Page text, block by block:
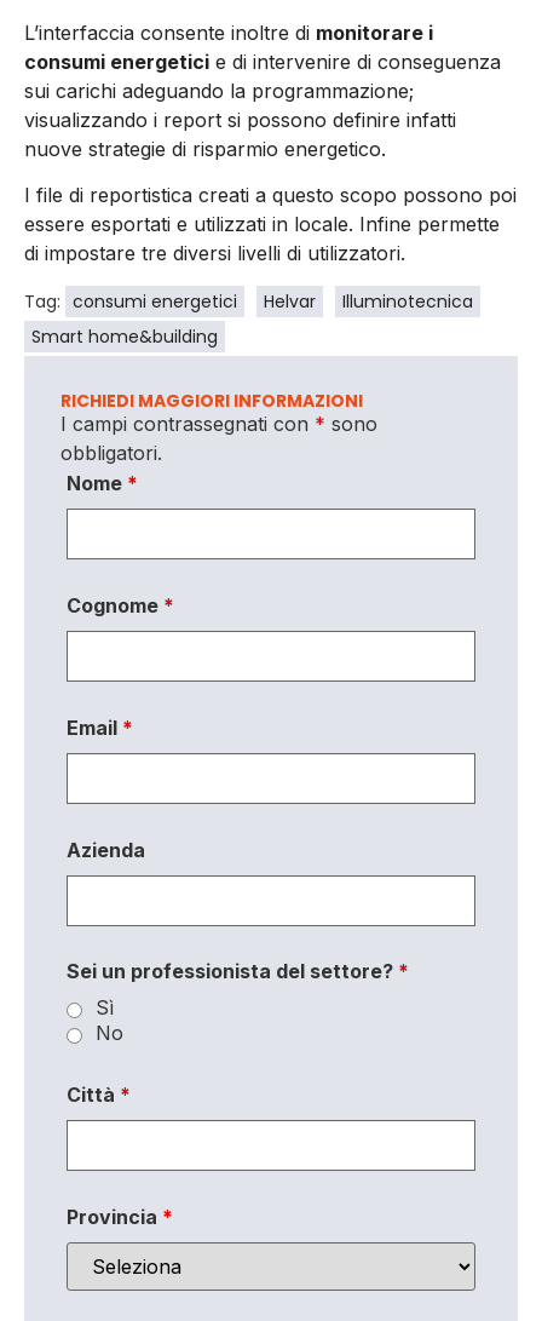
L’interfaccia consente inoltre di monitorare i
consumi energetici e di intervenire di conseguenza
sui carichi adeguando la programmazione;
visualizzando i report si possono definire infatti
nuove strategie di risparmio energetico.
I file di reportistica creati a questo scopo possono poi
essere esportati e utilizzati in locale. Infine permette
di impostare tre diversi livelli di utilizzatori.
Tag: consumi energetici Helvar
Illuminotecnica
Smart home&building
RICHIEDI MAGGIORI INFORMAZIONI
I campi contrassegnati con * sono
obbligatori.
Nome *
Cognome *
Email *
Azienda
Sei un professionista del settore? *
Sì
No
Città *
Provincia *